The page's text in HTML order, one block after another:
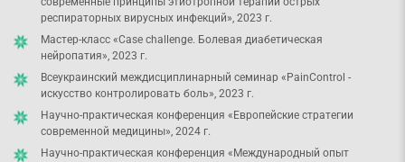
респираторных вирусных инфекций», 2023 г.
Мастер-класс «Саsе challenge. Болевая диабетическая
нейропатия», 2023 г.
Всеукраинский междисциплинарный семинар «PainControl -
искусство контролировать боль», 2023 г.
Научно-практическая конференция «Европейские стратегии
современной медицины», 2024 г.
Научно-практическая конференция «Международный опыт